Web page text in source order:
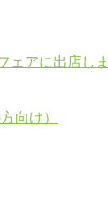
ェアに出店し
向け）